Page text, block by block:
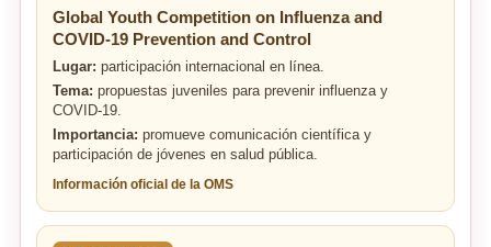
Global Youth Competition on Influenza and
COVID-19 Prevention and Control
Lugar: participación internacional en línea.
Tema: propuestas juveniles para prevenir influenza y
COVID-19.
Importancia: promueve comunicación científica y
participación de jóvenes en salud pública.
Información oficial de la OMS